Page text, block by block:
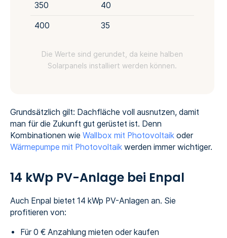
350 40
400 35
Die Werte sind gerundet, da keine halben
Solarpanels installiert werden können.
Grundsätzlich gilt: Dachfläche voll ausnutzen, damit
man für die Zukunft gut gerüstet ist. Denn
Kombinationen wie Wallbox mit Photovoltaikoder
Wärmepumpe mit Photovoltaikwerden immer wichtiger.
14 kWp PV-Anlage bei Enpal
Auch Enpal bietet 14 kWp PV-Anlagen an. Sie
profitieren von:
Für 0 € Anzahlung mieten oder kaufen